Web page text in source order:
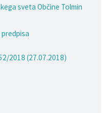
sveta Občine Tolmin
2018 (27.07.2018)